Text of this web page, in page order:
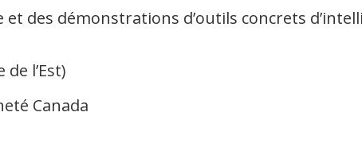
des démonstrations d’outils concrets
l’Est)
Canada